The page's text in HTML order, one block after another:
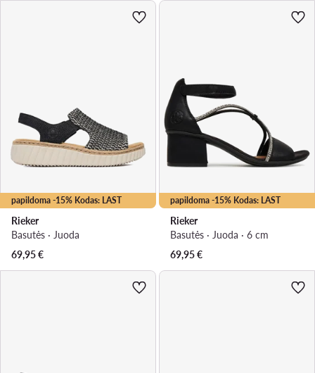
papildoma -15% Kodas: LAST
Rieker
Basutės · Juoda
69,95€
papildoma -15% Kodas: LAST
Rieker
Basutės · Juoda · 6 cm
69,95€